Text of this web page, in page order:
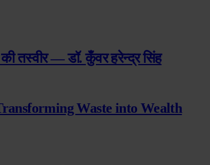
की तस्वीर — डॉ. कुँवर हरेन्द्र सिंह
Waste into Wealth